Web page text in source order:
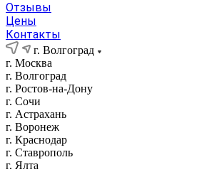
Отзывы
Цены
Контакты
г. Волгоград
г. Москва
г. Волгоград
г. Ростов-на-Дону
г. Сочи
г. Астрахань
г. Воронеж
г. Краснодар
г. Ставрополь
г. Ялта